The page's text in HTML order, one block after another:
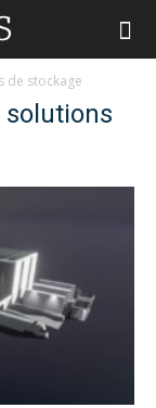
de stockage
solutions